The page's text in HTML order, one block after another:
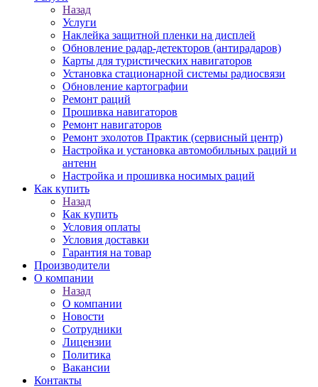
Назад
Услуги
Наклейка защитной пленки на дисплей
Обновление радар-детекторов (антирадаров)
Карты для туристических навигаторов
Установка стационарной системы радиосвязи
Обновление картографии
Ремонт раций
Прошивка навигаторов
Ремонт навигаторов
Ремонт эхолотов Практик (сервисный центр)
Настройка и установка автомобильных раций и
антенн
Настройка и прошивка носимых раций
Как купить
Назад
Как купить
Условия оплаты
Условия доставки
Гарантия на товар
Производители
О компании
Назад
О компании
Новости
Сотрудники
Лицензии
Политика
Вакансии
Контакты